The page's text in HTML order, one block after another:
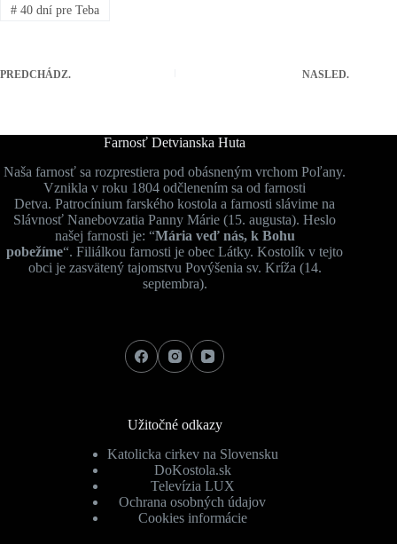
#40 dní pre Teba
PREDCHÁDZ. NASLED.
Farnosť Detvianska Huta
Naša farnosť sa rozprestiera pod obásneným vrchom Poľany.
Vznikla v roku 1804 odčlenením sa od farnosti
Detva. Patrocínium farského kostola a farnosti slávime na
Slávnosť Nanebovzatia Panny Márie (15. augusta). Heslo
našej farnosti je: “Mária veď nás, k Bohu
pobežíme“. Filiálkou farnosti je obec Látky. Kostolík v tejto
obci je zasvätený tajomstvu Povýšenia sv. Kríža (14.
septembra).
Užitočné odkazy
Katolicka cirkev na Slovensku
DoKostola.sk
Televízia LUX
Ochrana osobných údajov
Cookies informácie